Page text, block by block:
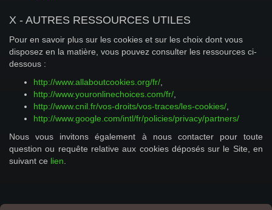
X - AUTRES RESSOURCES UTILES
Pour en savoir plus sur les cookies et sur les choix dont vous
disposez en la matière, vous pouvez consulter les ressources ci-
dessous :
http://www.allaboutcookies.org/fr/
http://www.youronlinechoices.com/fr/
http://www.cnil.fr/vos-droits/vos-traces/les-cookies/
http://www.google.com/intl/fr/policies/privacy/partners/
Nous vous invitons également à nous contacter pour toute
question ou requête relative aux cookies déposés sur le Site, en
suivant ce lien